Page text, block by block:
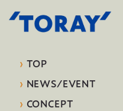
› TOP
› NEWS/EVENT
› CONCEPT